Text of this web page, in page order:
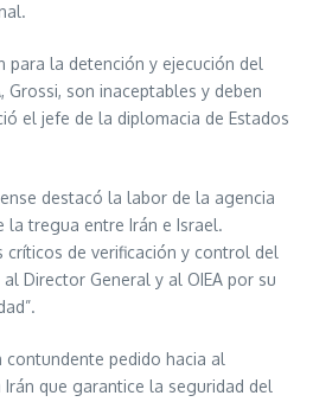
para la detención y ejecución del
Grossi, son inaceptables y deben
el jefe de la diplomacia de Estados
destacó la labor de la agencia
la tregua entre Irán e Israel.
críticos de verificación y control del
Director General y al OIEA por su
contundente pedido hacia al
Irán que garantice la seguridad del